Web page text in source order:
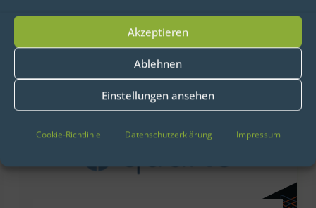
Akzeptieren
Ablehnen
Einstellungen ansehen
Cookie-Richtlinie Datenschutzerklärung Impressum